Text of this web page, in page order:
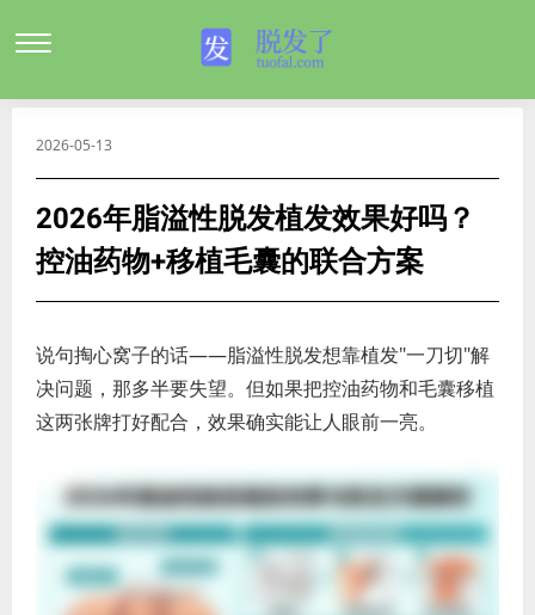
2026-05-13
2026年脂溢性脱发植发效果好吗？
控油药物+移植毛囊的联合方案
说句掏心窝子的话——脂溢性脱发想靠植发"一刀切"解
决问题，那多半要失望。但如果把控油药物和毛囊移植
这两张牌打好配合，效果确实能让人眼前一亮。